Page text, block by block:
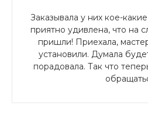
Заказывала у них кое-
приятно удивлена, что на
пришли! Приехала,
установили. Думала
порадовала. Так что